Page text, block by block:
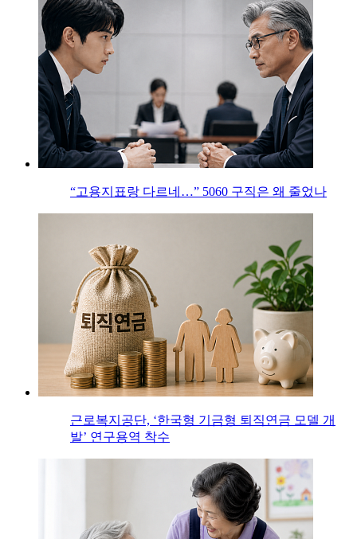
“고용지표랑 다르네…” 5060 구직은 왜 줄었나
근로복지공단, ‘한국형 기금형 퇴직연금 모델 개
발’ 연구용역 착수